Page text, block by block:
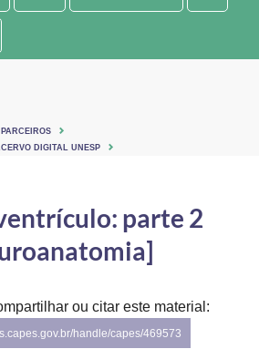
e dos Direitos Humanos
DIGITAL UNESP
parte 2
ou citar este material:
handle/capes/469573